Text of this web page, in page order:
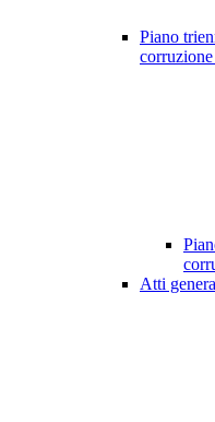
Piano
corruzione
Atti